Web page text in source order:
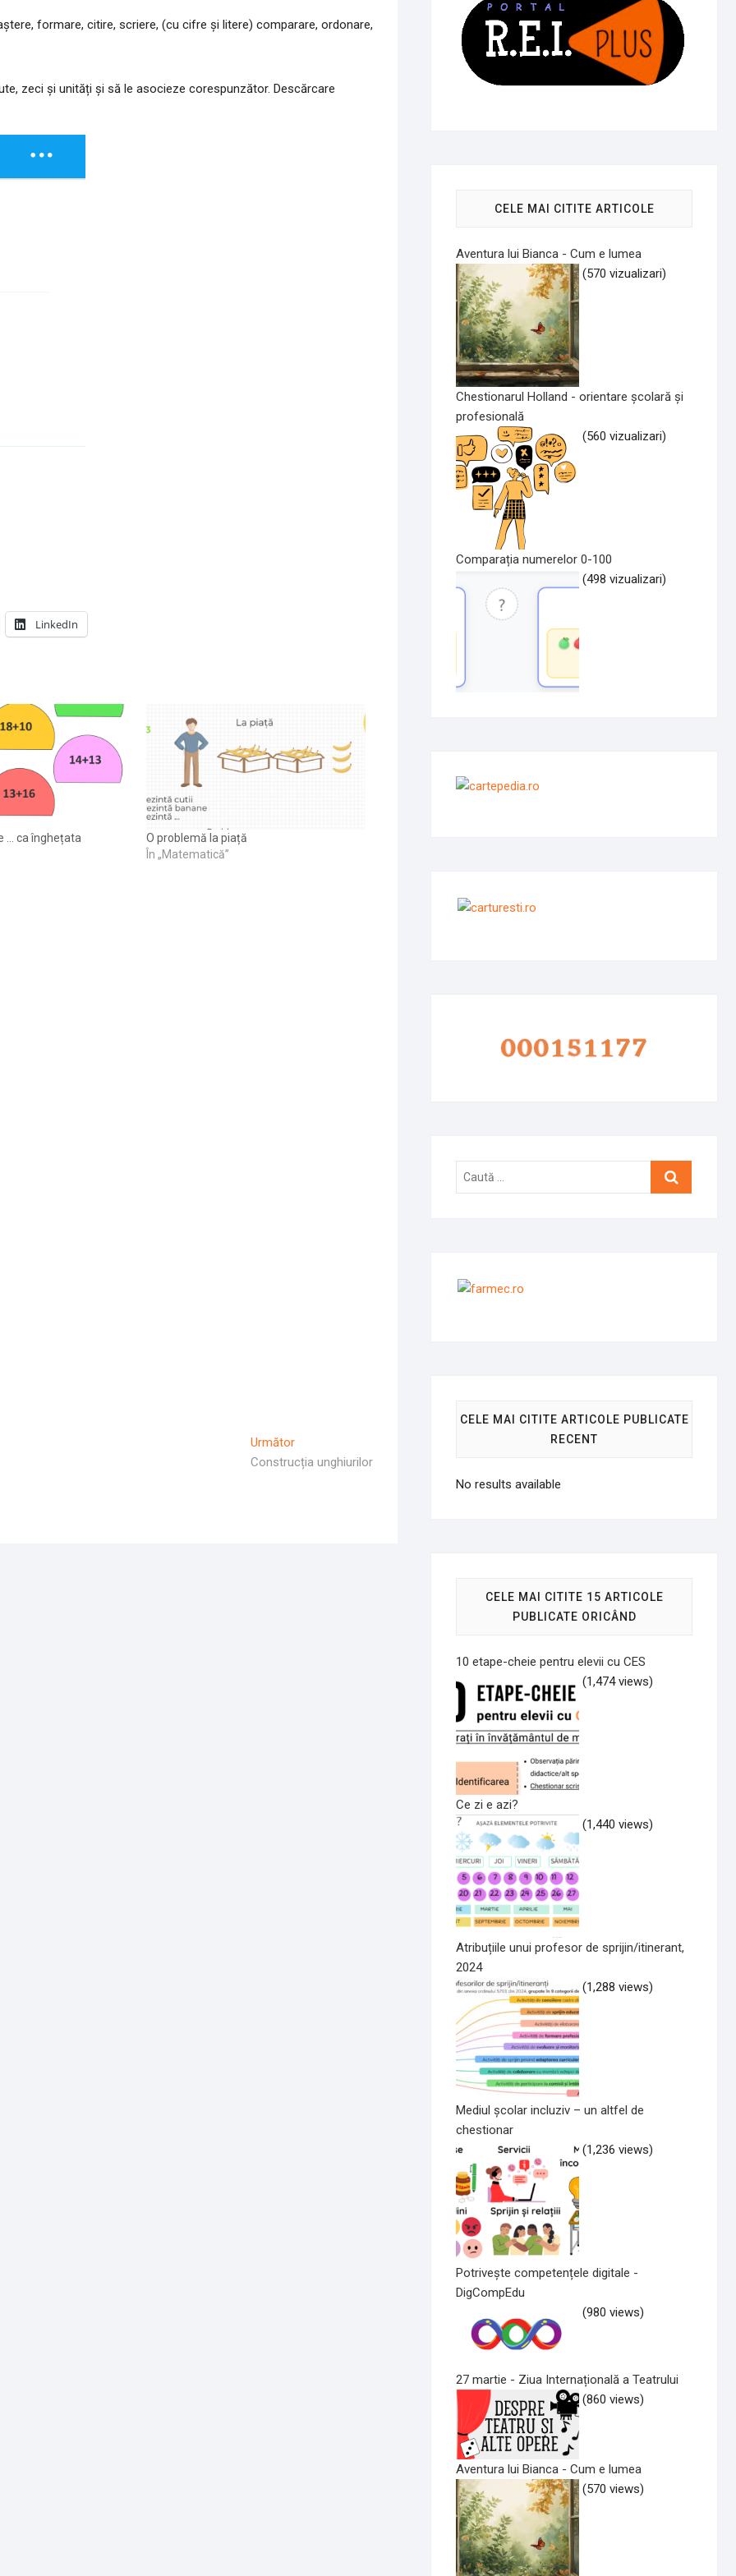
formare, citire, scriere, (cu cifre şi litere) comparare, ordonare,
zeci și unități și să le asocieze corespunzător. Descărcare
LinkedIn
… ca înghețata
O problemă la piață
În „Matematică”
UrmătorArticolul
Următor:
Construcția unghiurilor
CELE MAI CITITE ARTICOLE
Aventura lui Bianca - Cum e lumea
(570 vizualizari)
Chestionarul Holland - orientare școlară și
profesională
(560 vizualizari)
Comparația numerelor 0-100
(498 vizualizari)
Caută
CELE MAI CITITE ARTICOLE PUBLICATE
RECENT
No results available
CELE MAI CITITE 15 ARTICOLE
PUBLICATE ORICÂND
10 etape-cheie pentru elevii cu CES
(1,474 views)
Ce zi e azi?
(1,440 views)
Atribuțiile unui profesor de sprijin/itinerant,
2024
(1,288 views)
Mediul școlar incluziv – un altfel de
chestionar
(1,236 views)
Potrivește competențele digitale -
DigCompEdu
(980 views)
27 martie - Ziua Internațională a Teatrului
(860 views)
Aventura lui Bianca - Cum e lumea
(570 views)